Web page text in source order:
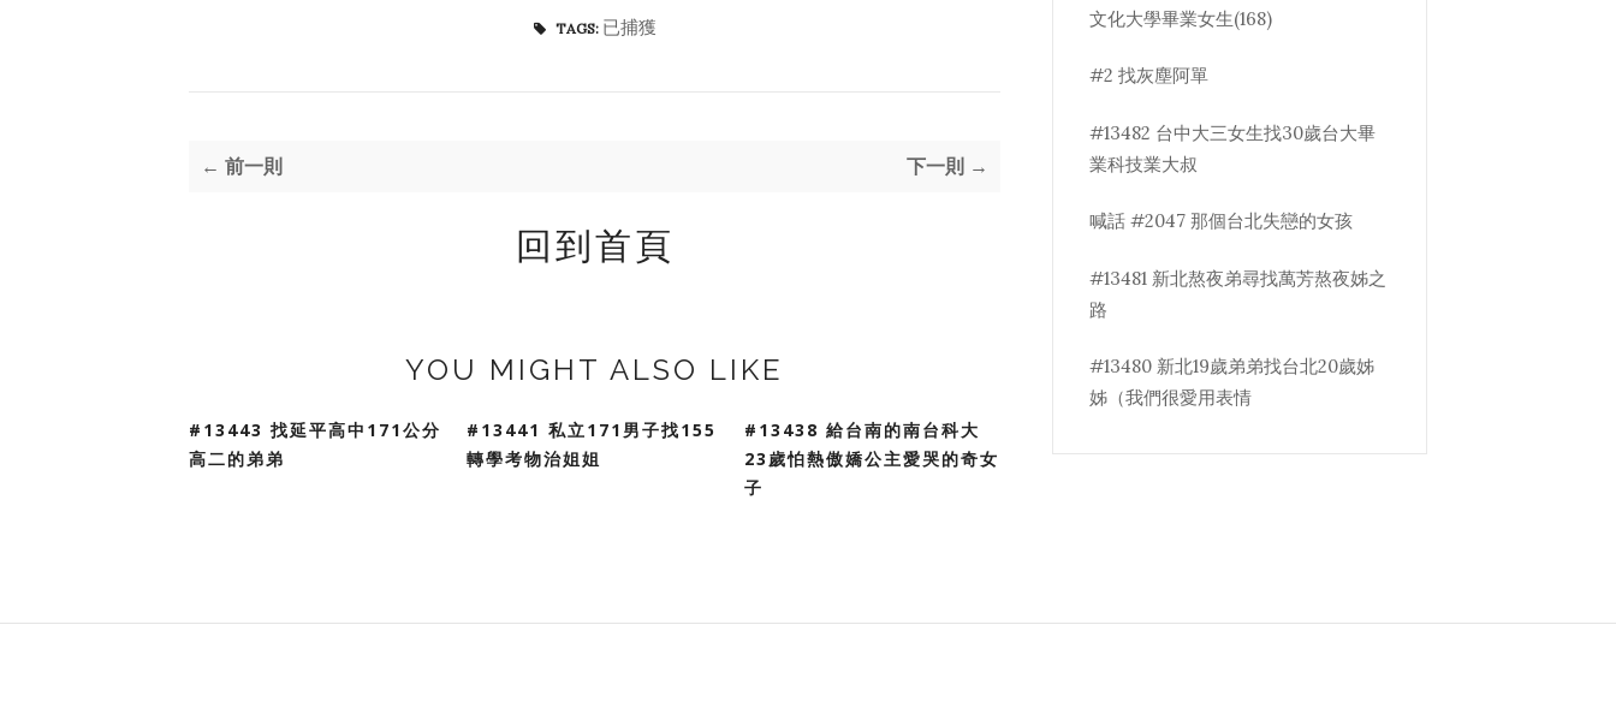
TAGS: 已捕獲
← 前一則 下一則 →
回到首頁
YOU MIGHT ALSO LIKE
#13443 找延平高中171公分
高二的弟弟
#13441 私立171男子找155
轉學考物治姐姐
#13438 給台南的南台科大
23歲怕熱傲嬌公主愛哭的奇女
子
文化大學畢業女生(168)
#2 找灰塵阿單
#13482 台中大三女生找30歲台大畢
業科技業大叔
喊話 #2047 那個台北失戀的女孩
#13481 新北熬夜弟尋找萬芳熬夜姊之
路
#13480 新北19歲弟弟找台北20歲姊
姊（我們很愛用表情